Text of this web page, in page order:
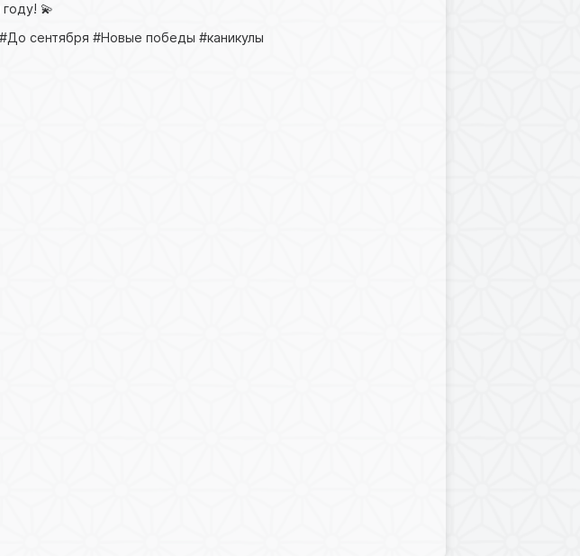
💫
сентября #Новые победы #каникулы